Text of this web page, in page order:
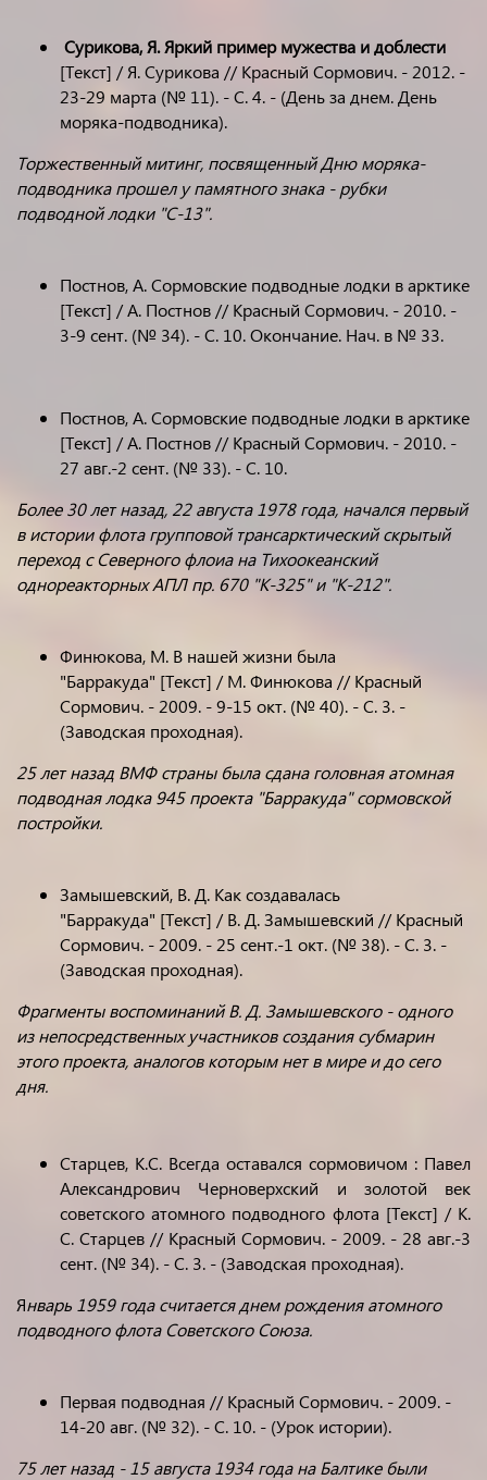
Сурикова, Я. Яркий пример мужества и доблести
[Текст] / Я. Сурикова // Красный Сормович. - 2012. -
23-29 марта (№ 11). - С. 4. - (День за днем. День
моряка-подводника).
Торжественный митинг, посвященный Дню моряка-
подводника прошел у памятного знака - рубки
подводной лодки "С-13".
Постнов, А. Сормовские подводные лодки в арктике
[Текст] / А. Постнов // Красный Сормович. - 2010. -
3-9 сент. (№ 34). - С. 10. Окончание. Нач. в № 33.
Постнов, А. Сормовские подводные лодки в арктике
[Текст] / А. Постнов // Красный Сормович. - 2010. -
27 авг.-2 сент. (№ 33). - С. 10.
Более 30 лет назад, 22 августа 1978 года, начался первый
в истории флота групповой трансарктический скрытый
переход с Северного флоиа на Тихоокеанский
однореакторных АПЛ пр. 670 "К-325" и "К-212".
Финюкова, М. В нашей жизни была
"Барракуда" [Текст] / М. Финюкова // Красный
Сормович. - 2009. - 9-15 окт. (№ 40). - С. 3. -
(Заводская проходная).
25 лет назад ВМФ страны была сдана головная атомная
подводная лодка 945 проекта "Барракуда" сормовской
постройки.
Замышевский, В. Д. Как создавалась
"Барракуда" [Текст] / В. Д. Замышевский // Красный
Сормович. - 2009. - 25 сент.-1 окт. (№ 38). - С. 3. -
(Заводская проходная).
Фрагменты воспоминаний В. Д. Замышевского - одного
из непосредственных участников создания субмарин
этого проекта, аналогов которым нет в мире и до сего
дня.
Старцев, К.С. Всегда оставался сормовичом : Павел
Александрович Черноверхский и золотой век
советского атомного подводного флота [Текст] / К.
С. Старцев // Красный Сормович. - 2009. - 28 авг.-3
сент. (№ 34). - С. 3. - (Заводская проходная).
Январь 1959 года считается днем рождения атомного
подводного флота Советского Союза.
Первая подводная // Красный Сормович. - 2009. -
14-20 авг. (№ 32). - С. 10. - (Урок истории).
75 лет назад - 15 августа 1934 года на Балтике были